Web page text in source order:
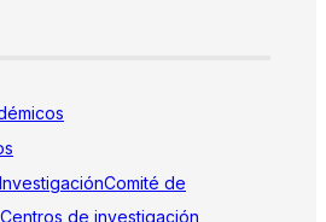
Comité de
Centros de investigación